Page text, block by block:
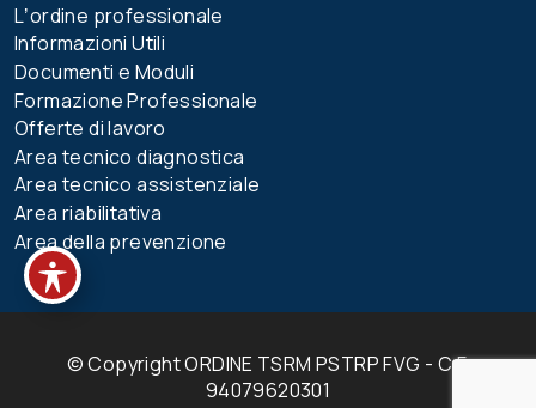
Lʼordine professionale
Informazioni Utili
Documenti e Moduli
Formazione Professionale
Offerte di lavoro
Area tecnico diagnostica
Area tecnico assistenziale
Area riabilitativa
Area della prevenzione
© Copyright ORDINE TSRM PSTRP FVG - C.F.
94079620301